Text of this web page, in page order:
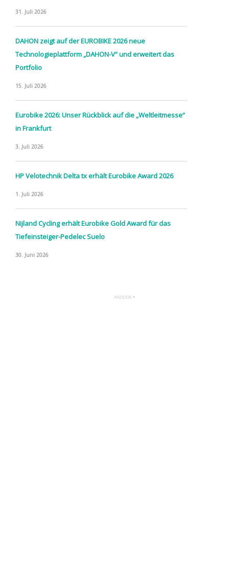
31. Juli 2026
DAHON zeigt auf der EUROBIKE 2026 neue
Technologieplattform „DAHON-V“ und erweitert das
Portfolio
15. Juli 2026
Eurobike 2026: Unser Rückblick auf die „Weltleitmesse“
in Frankfurt
3. Juli 2026
HP Velotechnik Delta tx erhält Eurobike Award 2026
1. Juli 2026
Nijland Cycling erhält Eurobike Gold Award für das
Tiefeinsteiger-Pedelec Suelo
30. Juni 2026